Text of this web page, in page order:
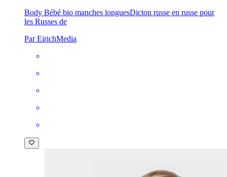
Body Bébé bio manches longuesDicton russe en russe pour
les Russes de
Par EirichMedia